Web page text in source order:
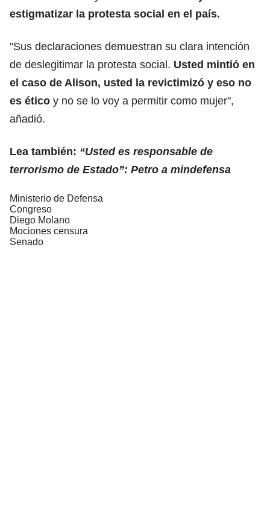
estigmatizar la protesta social en el país.
"Sus declaraciones demuestran su clara intención
de deslegitimar la protesta social. Usted mintió en
el caso de Alison, usted la revictimizó y eso no
es ético y no se lo voy a permitir como mujer",
añadió.
Lea también: “Usted es responsable de
terrorismo de Estado”: Petro a mindefensa
Ministerio de Defensa
Congreso
Diego Molano
Mociones censura
Senado